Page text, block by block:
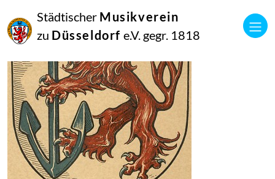
Städtischer Musikverein
zu Düsseldorf e.V. gegr. 1818